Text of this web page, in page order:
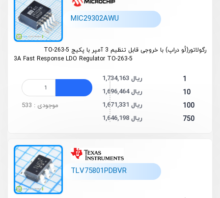
MIC29302AWU
رگولاتور(لُو دراپ) با خروجی قابل تنظیم 3 آمپر با پکیج TO-263-5
3A Fast Response LDO Regulator TO-263-5
1 1,734,163 ریال
10 1,696,464 ریال
100 1,671,331 ریال
750 1,646,198 ریال
موجودی : 533
TLV75801PDBVR